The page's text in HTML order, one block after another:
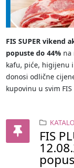
FIS SUPER vikend
popuste do 44% na
kafu, piće, higijenu
donosi odlične
kupovinu u svim
FIS